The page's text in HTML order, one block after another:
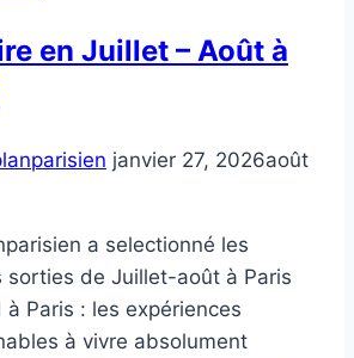
en Juillet – Août à
janvier 27, 2026août
a selectionné les
sorties de Juillet-août à Paris
à Paris : les expériences
à vivre absolument